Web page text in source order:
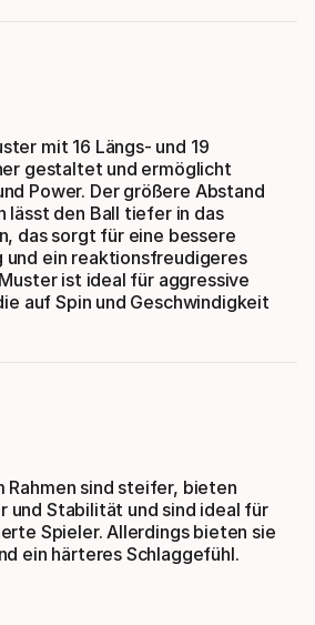
mit 16 Längs- und 19
gestaltet und ermöglicht
Power. Der größere Abstand
lässt den Ball tiefer in das
das sorgt für eine bessere
und ein reaktionsfreudigeres
ist ideal für aggressive
auf Spin und Geschwindigkeit
Rahmen sind steifer, bieten
und Stabilität und sind ideal für
Spieler. Allerdings bieten sie
ein härteres Schlaggefühl.